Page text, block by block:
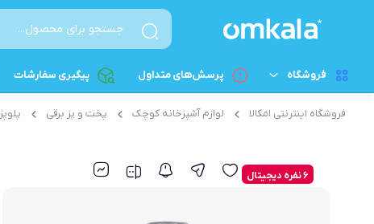
فروشگاه
لوازم آشپزخانه کوچک پخت و پز برقی
پلوپز
پرسش‌های متداول پیگیری سفارشات
فروشگاه اینترنتی امکالا لوازم آشپزخانه کوچک پخت و پز برقی پلوپز
6 نفره دیجیتال